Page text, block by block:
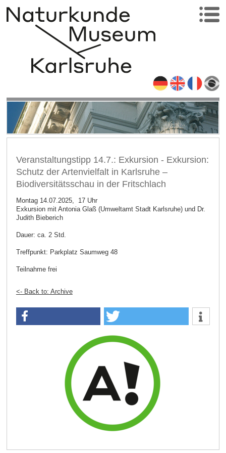
Veranstaltungstipp 14.7.: Exkursion - Exkursion:
Schutz der Artenvielfalt in Karlsruhe –
Biodiversitätsschau in der Fritschlach
Montag 14.07.2025, 17 Uhr
Exkursion mit Antonia Glaß (Umweltamt Stadt Karlsruhe) und Dr.
Judith Bieberich
Dauer: ca. 2 Std.
Treffpunkt: Parkplatz Saumweg 48
Teilnahme frei
<- Back to: Archive